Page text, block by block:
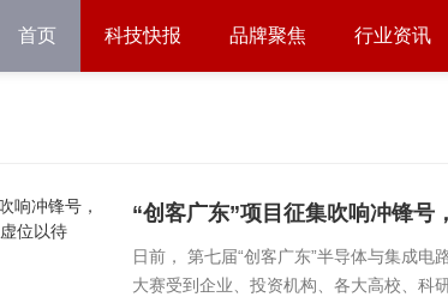
首页 科技快报 品牌聚焦 行业资讯
“创客广东”项目征集吹响冲锋号
日前， 第七届“创客广东”半导体与集成
大赛受到企业、投资机构、各大高校、科